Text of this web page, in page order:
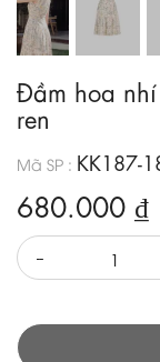
Đầm hoa
ren
Mã SP : KK187-
680.000 ₫